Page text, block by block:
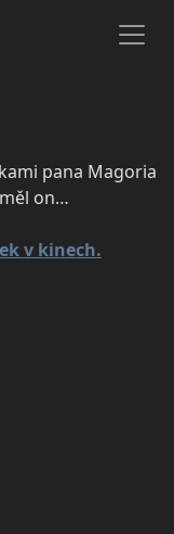
pana Magoria
on…
v kinech.